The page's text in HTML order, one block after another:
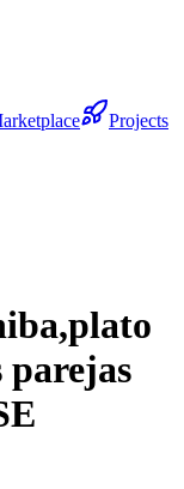
Projects
parejas